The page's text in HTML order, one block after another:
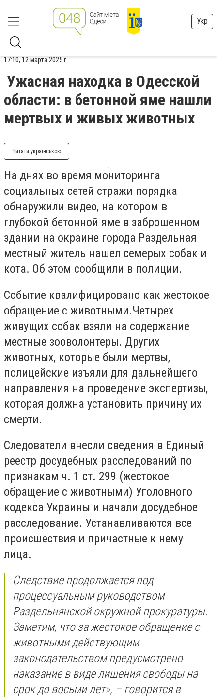
Укр
17:10, 12 марта 2025 г.
Ужасная находка в Одесской
области: в бетонной яме нашли
мертвых и живых животных
Читати українською
На днях во время мониторинга
социальных сетей стражи порядка
обнаружили видео, на котором в
глубокой бетонной яме в заброшенном
здании на окраине города Раздельная
местный житель нашел семерых собак и
кота. Об этом сообщили в полиции.
Событие квалифицировано как жестокое
обращение с животными.Четырех
живущих собак взяли на содержание
местные зооволонтеры. Других
животных, которые были мертвы,
полицейские изъяли для дальнейшего
направления на проведение экспертизы,
которая должна установить причину их
смерти.
Следователи внесли сведения в Единый
реестр досудебных расследований по
признакам ч. 1 ст. 299 (жестокое
обращение с животными) Уголовного
кодекса Украины и начали досудебное
расследование. Устанавливаются все
происшествия и причастные к нему
лица.
Следствие продолжается под
процессуальным руководством
Раздельнянской окружной прокуратуры.
Заметим, что за жестокое обращение с
животными действующим
законодательством предусмотрено
наказание в виде лишения свободы на
срок до восьми лет», – говорится в